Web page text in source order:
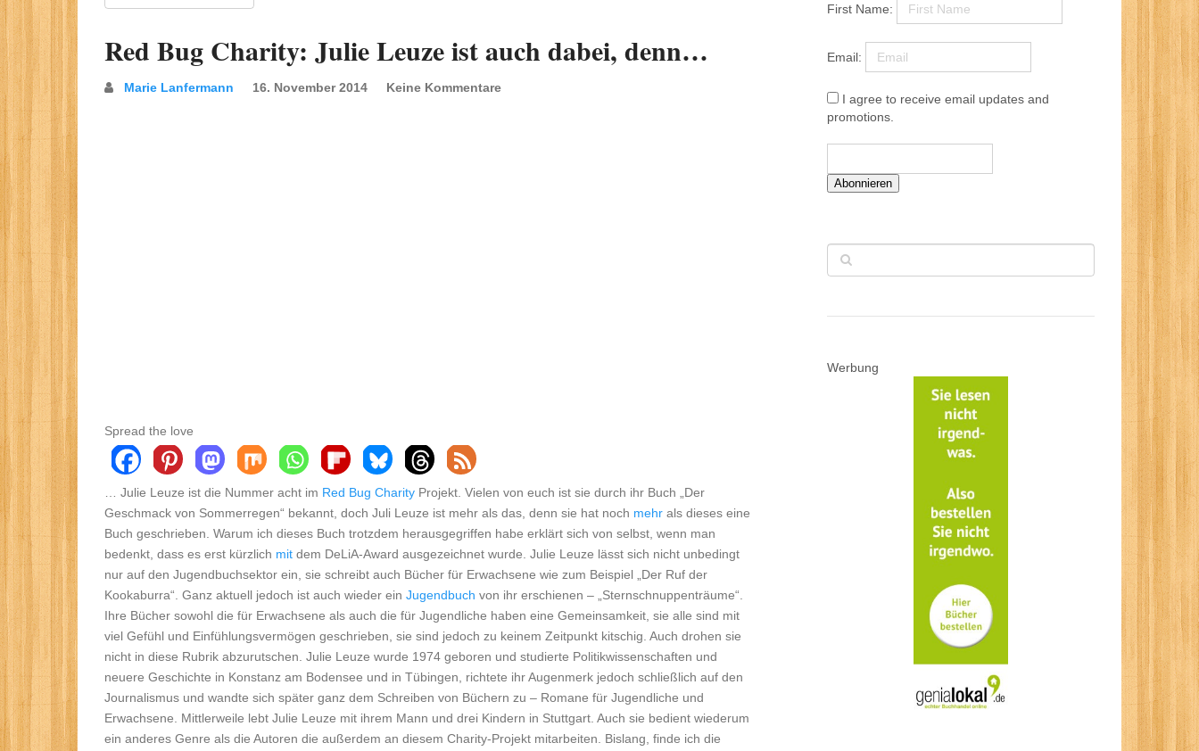
Red Bug Charity: Julie Leuze ist auch dabei, denn…
Marie Lanfermann 16. November 2014 Keine Kommentare
Spread the love
… Julie Leuze ist die Nummer acht im Red Bug Charity Projekt. Vielen von euch ist sie durch ihr Buch „Der
Geschmack von Sommerregen“ bekannt, doch Juli Leuze ist mehr als das, denn sie hat noch mehr als dieses eine
Buch geschrieben. Warum ich dieses Buch trotzdem herausgegriffen habe erklärt sich von selbst, wenn man
bedenkt, dass es erst kürzlich mit dem DeLiA-Award ausgezeichnet wurde. Julie Leuze lässt sich nicht unbedingt
nur auf den Jugendbuchsektor ein, sie schreibt auch Bücher für Erwachsene wie zum Beispiel „Der Ruf der
Kookaburra“. Ganz aktuell jedoch ist auch wieder ein Jugendbuch von ihr erschienen – „Sternschnuppenträume“.
Ihre Bücher sowohl die für Erwachsene als auch die für Jugendliche haben eine Gemeinsamkeit, sie alle sind mit
viel Gefühl und Einfühlungsvermögen geschrieben, sie sind jedoch zu keinem Zeitpunkt kitschig. Auch drohen sie
nicht in diese Rubrik abzurutschen. Julie Leuze wurde 1974 geboren und studierte Politikwissenschaften und
neuere Geschichte in Konstanz am Bodensee und in Tübingen, richtete ihr Augenmerk jedoch schließlich auf den
Journalismus und wandte sich später ganz dem Schreiben von Büchern zu – Romane für Jugendliche und
Erwachsene. Mittlerweile lebt Julie Leuze mit ihrem Mann und drei Kindern in Stuttgart. Auch sie bedient wiederum
ein anderes Genre als die Autoren die außerdem an diesem Charity-Projekt mitarbeiten. Bislang, finde ich die
First Name:
Email:
I agree to receive email updates and
promotions.
Abonnieren
Werbung